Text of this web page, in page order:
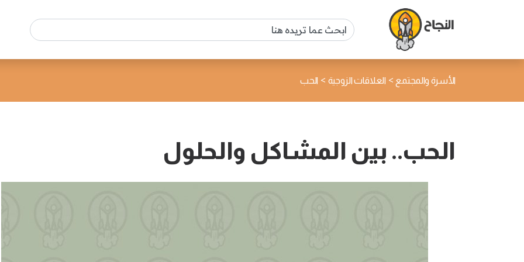
الأسرة والمجتمع > العلاقات الزوجية > الحب
الحب.. بين المشاكل والحلول